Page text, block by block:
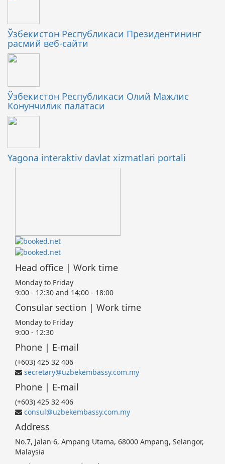
Ўзбекистон Республикаси Президентининг
расмий веб-сайти
Ўзбекистон Республикаси Олий Мажлис
Конунчилик палатаси
Yagona interaktiv davlat xizmatlari portali
Head office | Work time
Monday to Friday
9:00 - 12:30 and 14:00 - 18:00
Consular section | Work time
Monday to Friday
9:00 - 12:30
Phone | E-mail
(+603) 425 32 406
secretary@uzbekembassy.com.my
Phone | E-mail
(+603) 425 32 406
consul@uzbekembassy.com.my
Address
No.7, Jalan 6, Ampang Utama, 68000 Ampang, Selangor,
Malaysia